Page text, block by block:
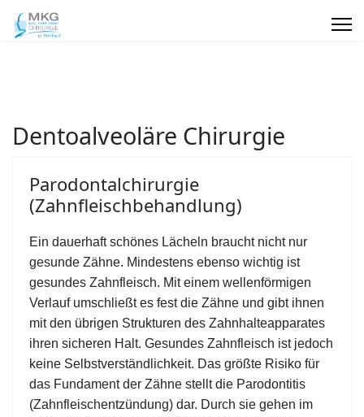
Dentoalveoläre Chirurgie
Parodontalchirurgie
(Zahnfleischbehandlung)
Ein dauerhaft schönes Lächeln braucht nicht nur
gesunde Zähne. Mindestens ebenso wichtig ist
gesundes Zahnfleisch. Mit einem wellenförmigen
Verlauf umschließt es fest die Zähne und gibt ihnen
mit den übrigen Strukturen des Zahnhalteapparates
ihren sicheren Halt. Gesundes Zahnfleisch ist jedoch
keine Selbstverständlichkeit. Das größte Risiko für
das Fundament der Zähne stellt die Parodontitis
(Zahnfleischentzündung) dar. Durch sie gehen im